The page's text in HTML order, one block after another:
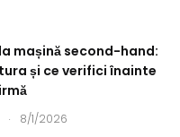
mașină second-hand:
și ce verifici înainte
. 8/1/2026